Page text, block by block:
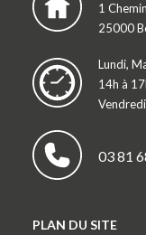
1
25000
Lundi,
14h à
03 81
PLAN DU SITE